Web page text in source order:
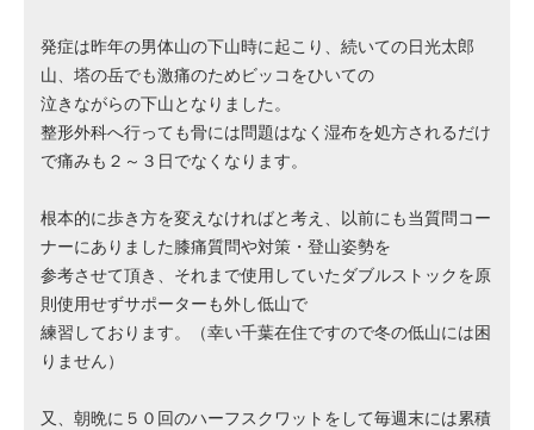
発症は昨年の男体山の下山時に起こり、続いての日光太郎
山、塔の岳でも激痛のためビッコをひいての
泣きながらの下山となりました。
整形外科へ行っても骨には問題はなく湿布を処方されるだけ
で痛みも２～３日でなくなります。
根本的に歩き方を変えなければと考え、以前にも当質問コー
ナーにありました膝痛質問や対策・登山姿勢を
参考させて頂き、それまで使用していたダブルストックを原
則使用せずサポーターも外し低山で
練習しております。（幸い千葉在住ですので冬の低山には困
りません）
又、朝晩に５０回のハーフスクワットをして毎週末には累積